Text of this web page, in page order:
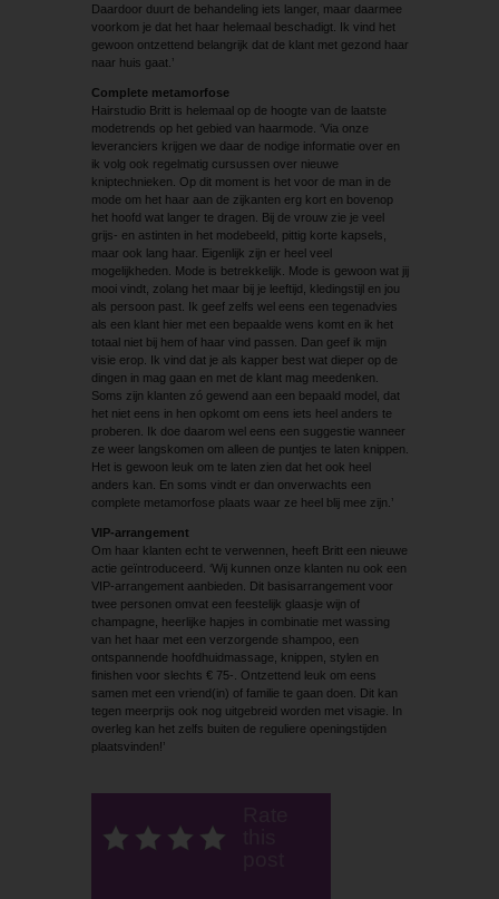
Daardoor duurt de behandeling iets langer, maar daarmee
voorkom je dat het haar helemaal beschadigt. Ik vind het
gewoon ontzettend belangrijk dat de klant met gezond haar
naar huis gaat.’
Complete metamorfose
Hairstudio Britt is helemaal op de hoogte van de laatste
modetrends op het gebied van haarmode. ‘Via onze
leveranciers krijgen we daar de nodige informatie over en
ik volg ook regelmatig cursussen over nieuwe
kniptechnieken. Op dit moment is het voor de man in de
mode om het haar aan de zijkanten erg kort en bovenop
het hoofd wat langer te dragen. Bij de vrouw zie je veel
grijs- en astinten in het modebeeld, pittig korte kapsels,
maar ook lang haar. Eigenlijk zijn er heel veel
mogelijkheden. Mode is betrekkelijk. Mode is gewoon wat jij
mooi vindt, zolang het maar bij je leeftijd, kledingstijl en jou
als persoon past. Ik geef zelfs wel eens een tegenadvies
als een klant hier met een bepaalde wens komt en ik het
totaal niet bij hem of haar vind passen. Dan geef ik mijn
visie erop. Ik vind dat je als kapper best wat dieper op de
dingen in mag gaan en met de klant mag meedenken.
Soms zijn klanten zó gewend aan een bepaald model, dat
het niet eens in hen opkomt om eens iets heel anders te
proberen. Ik doe daarom wel eens een suggestie wanneer
ze weer langskomen om alleen de puntjes te laten knippen.
Het is gewoon leuk om te laten zien dat het ook heel
anders kan. En soms vindt er dan onverwachts een
complete metamorfose plaats waar ze heel blij mee zijn.’
VIP-arrangement
Om haar klanten echt te verwennen, heeft Britt een nieuwe
actie geïntroduceerd. ‘Wij kunnen onze klanten nu ook een
VIP-arrangement aanbieden. Dit basisarrangement voor
twee personen omvat een feestelijk glaasje wijn of
champagne, heerlijke hapjes in combinatie met wassing
van het haar met een verzorgende shampoo, een
ontspannende hoofdhuidmassage, knippen, stylen en
finishen voor slechts € 75-. Ontzettend leuk om eens
samen met een vriend(in) of familie te gaan doen. Dit kan
tegen meerprijs ook nog uitgebreid worden met visagie. In
overleg kan het zelfs buiten de reguliere openingstijden
plaatsvinden!’